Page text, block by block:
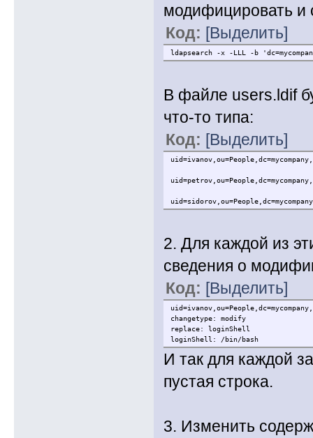
модифицировать и
Код: [Выделить]
ldapsearch -x -LLL -b
В файле users.ldif
что-то типа:
Код: [Выделить]
2. Для каждой из
сведения о
Код: [Выделить]
changetype: modify
replace: loginShell
loginShell: /bin/bash
И так для каждой
пустая строка.
3. Изменить